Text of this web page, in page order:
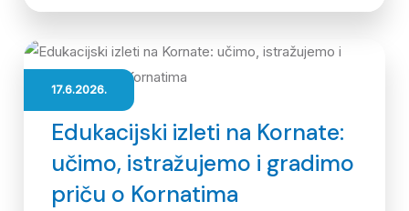
17.6.2026.
Edukacijski izleti na Kornate:
učimo, istražujemo i gradimo
priču o Kornatima